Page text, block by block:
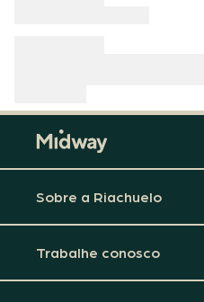
Sobre a Riachuelo
Trabalhe conosco